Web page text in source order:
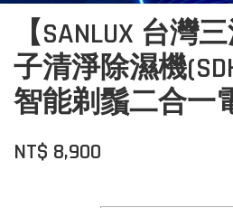
【SANLUX 台灣
子清淨除濕機
智能剃鬚二合一
NT$ 8,900